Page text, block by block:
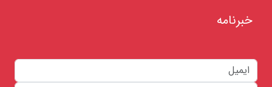
خبرنامه